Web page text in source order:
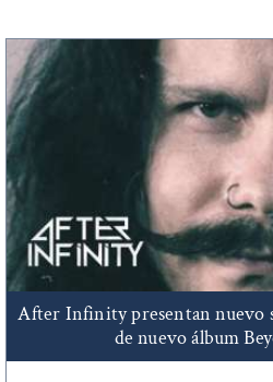
After Infinity presentan nuevo
de nuevo álbum